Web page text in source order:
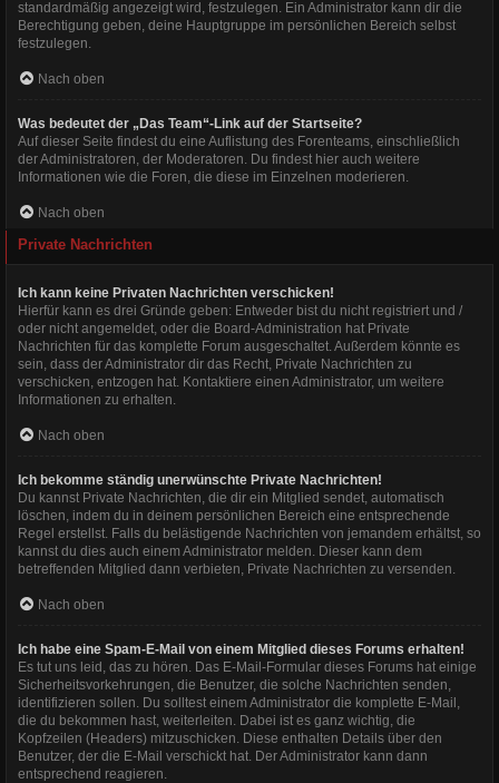
standardmäßig angezeigt wird, festzulegen. Ein Administrator kann dir die
Berechtigung geben, deine Hauptgruppe im persönlichen Bereich selbst
festzulegen.
Nach oben
Was bedeutet der „Das Team“-Link auf der Startseite?
Auf dieser Seite findest du eine Auflistung des Forenteams, einschließlich
der Administratoren, der Moderatoren. Du findest hier auch weitere
Informationen wie die Foren, die diese im Einzelnen moderieren.
Nach oben
Private Nachrichten
Ich kann keine Privaten Nachrichten verschicken!
Hierfür kann es drei Gründe geben: Entweder bist du nicht registriert und /
oder nicht angemeldet, oder die Board-Administration hat Private
Nachrichten für das komplette Forum ausgeschaltet. Außerdem könnte es
sein, dass der Administrator dir das Recht, Private Nachrichten zu
verschicken, entzogen hat. Kontaktiere einen Administrator, um weitere
Informationen zu erhalten.
Nach oben
Ich bekomme ständig unerwünschte Private Nachrichten!
Du kannst Private Nachrichten, die dir ein Mitglied sendet, automatisch
löschen, indem du in deinem persönlichen Bereich eine entsprechende
Regel erstellst. Falls du belästigende Nachrichten von jemandem erhältst, so
kannst du dies auch einem Administrator melden. Dieser kann dem
betreffenden Mitglied dann verbieten, Private Nachrichten zu versenden.
Nach oben
Ich habe eine Spam-E-Mail von einem Mitglied dieses Forums erhalten!
Es tut uns leid, das zu hören. Das E-Mail-Formular dieses Forums hat einige
Sicherheitsvorkehrungen, die Benutzer, die solche Nachrichten senden,
identifizieren sollen. Du solltest einem Administrator die komplette E-Mail,
die du bekommen hast, weiterleiten. Dabei ist es ganz wichtig, die
Kopfzeilen (Headers) mitzuschicken. Diese enthalten Details über den
Benutzer, der die E-Mail verschickt hat. Der Administrator kann dann
entsprechend reagieren.